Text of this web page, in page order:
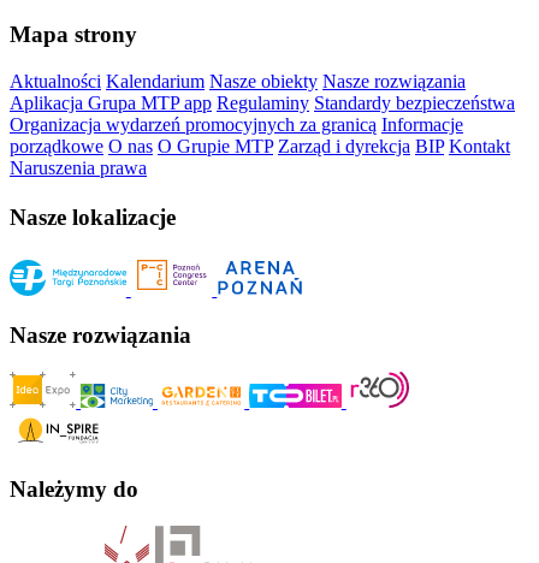
Mapa strony
Aktualności Kalendarium Nasze obiekty Nasze rozwiązania
Aplikacja Grupa MTP app Regulaminy Standardy bezpieczeństwa
Organizacja wydarzeń promocyjnych za granicą Informacje
porządkowe O nas O Grupie MTP Zarząd i dyrekcja BIP Kontakt
Naruszenia prawa
Nasze lokalizacje
Nasze rozwiązania
Należymy do